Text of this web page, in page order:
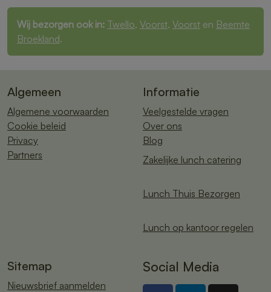
Wij bezorgen ook in: Twello, Voorst, Voorst en Beemte
Broekland.
Algemeen
Algemene voorwaarden
Cookie beleid
Privacy
Partners
Informatie
Veelgestelde vragen
Over ons
Blog
Zakelijke lunch catering
Lunch Thuis Bezorgen
Lunch op kantoor regelen
Sitemap
Nieuwsbrief aanmelden
Social Media